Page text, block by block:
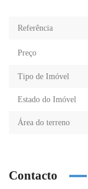
Referência
Preço
Tipo de Imóvel
Estado do Imóvel
Área do terreno
Contacto